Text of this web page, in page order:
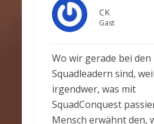
CK
Gast
Wo wir gerade bei den
Squadleadern sind,
irgendwer, was mit
SquadConquest
Mensch erwähnt den,